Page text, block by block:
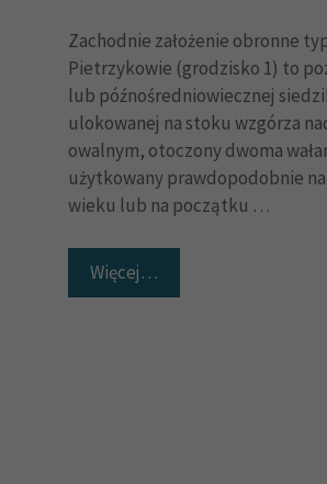
Zachodnie założenie obronne
Pietrzykowie (grodzisko 1) to
lub późnośredniowiecznej
ulokowanej na stoku wzgórza
owalnym, otoczony dwoma
użytkowany prawdopodobnie na
wieku lub na początku …
Więcej…